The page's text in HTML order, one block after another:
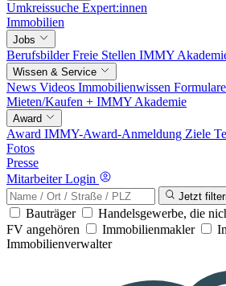
Umkreissuche Expert:innen
Immobilien
Jobs
BerufsbilderFreie Stellen IMMY
Wissen & Service
News Videos Immobilienwissen
Mieten/Kaufen + IMMY Akademie
Award
Award IMMY-Award-Anmeldung Ziele
Fotos
Presse
Mitarbeiter Login
Jetzt
Bauträger
Handelsgewerbe, die
FV angehören
Immobilienmakler
Immobilienverwalter